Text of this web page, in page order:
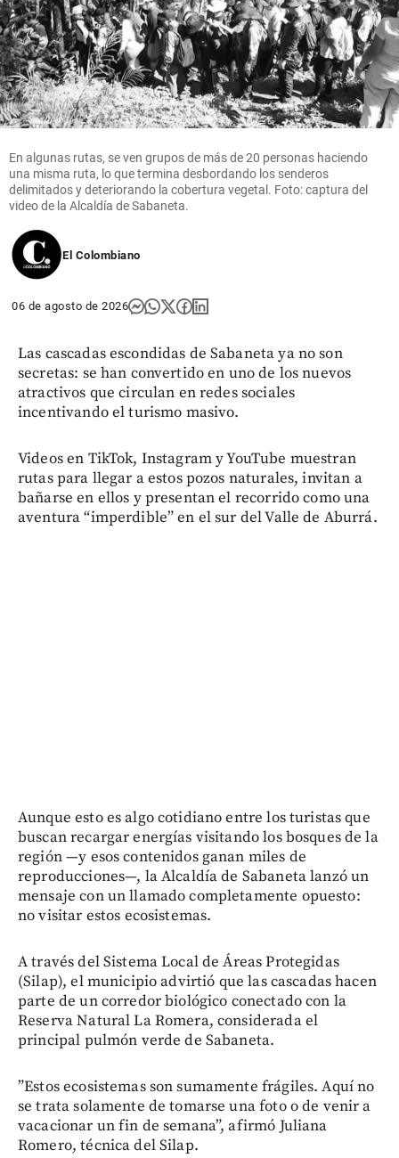
En algunas rutas, se ven grupos de más de 20 personas haciendo
una misma ruta, lo que termina desbordando los senderos
delimitados y deteriorando la cobertura vegetal. Foto: captura del
video de la Alcaldía de Sabaneta.
El Colombiano
06 de agosto de 2026
Las cascadas escondidas de Sabaneta ya no son
secretas: se han convertido en uno de los nuevos
atractivos que circulan en redes sociales
incentivando el turismo masivo.
Videos en TikTok, Instagram y YouTube muestran
rutas para llegar a estos pozos naturales, invitan a
bañarse en ellos y presentan el recorrido como una
aventura “imperdible” en el sur del Valle de Aburrá.
Aunque esto es algo cotidiano entre los turistas que
buscan recargar energías visitando los bosques de la
región —y esos contenidos ganan miles de
reproducciones—, la Alcaldía de Sabaneta lanzó un
mensaje con un llamado completamente opuesto:
no visitar estos ecosistemas.
A través del Sistema Local de Áreas Protegidas
(Silap), el municipio advirtió que las cascadas hacen
parte de un corredor biológico conectado con la
Reserva Natural La Romera, considerada el
principal pulmón verde de Sabaneta.
”Estos ecosistemas son sumamente frágiles. Aquí no
se trata solamente de tomarse una foto o de venir a
vacacionar un fin de semana”, afirmó Juliana
Romero, técnica del Silap.